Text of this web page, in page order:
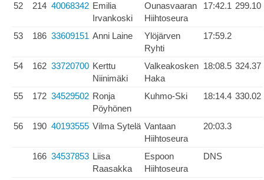
52 214 40068342 Emilia
Irvankoski
Ounasvaaran
Hiihtoseura
17:42.1 299.10
53 186 33609151 Anni Laine
Ylöjärven
Ryhti
17:59.2
54 162 33720700 Kerttu
Niinimäki
Valkeakosken
Haka
18:08.5 324.37
55 172 34529502 Ronja
Pöyhönen
Kuhmo-Ski 18:14.4 330.02
56 190 40193555 Vilma Sytelä Vantaan
Hiihtoseura
20:03.3
166 34537853 Liisa
Raasakka
Espoon
Hiihtoseura
DNS